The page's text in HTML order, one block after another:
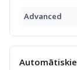
Advanced
Automātiskie